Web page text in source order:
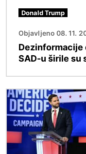
Donald Trump
Objavljeno 08. 11.
Dezinformacije
SAD-u širile su
Slika